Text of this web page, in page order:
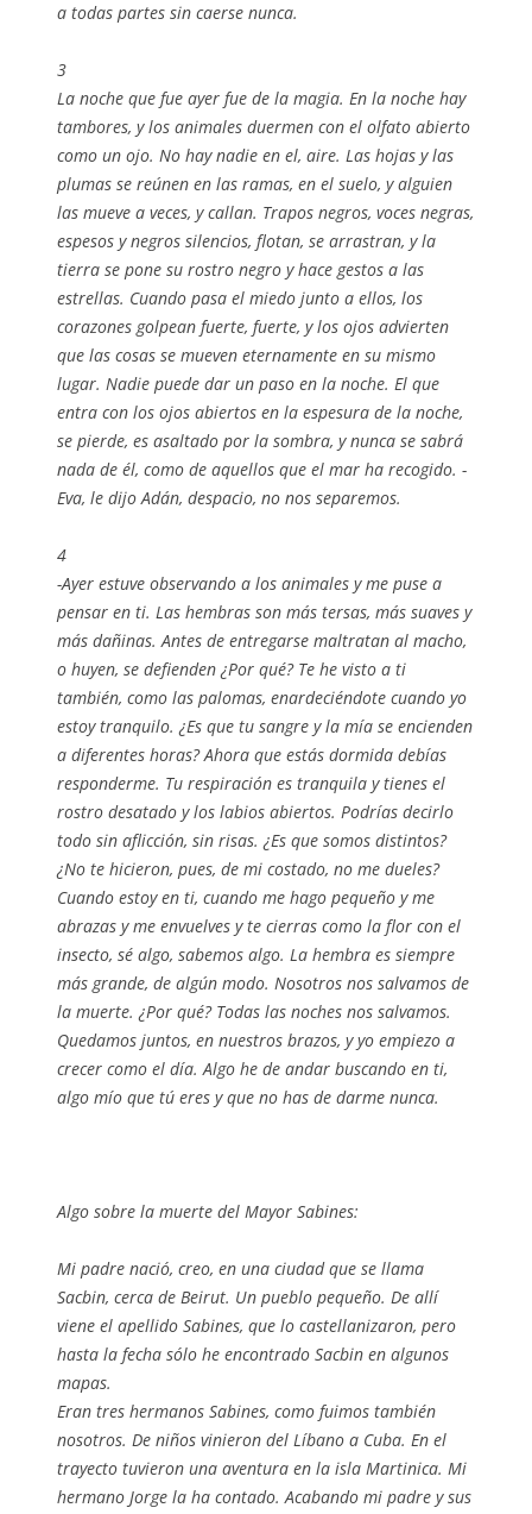
a todas partes sin caerse nunca.
3
La noche que fue ayer fue de la magia. En la noche hay
tambores, y los animales duermen con el olfato abierto
como un ojo. No hay nadie en el, aire. Las hojas y las
plumas se reúnen en las ramas, en el suelo, y alguien
las mueve a veces, y callan. Trapos negros, voces negras,
espesos y negros silencios, flotan, se arrastran, y la
tierra se pone su rostro negro y hace gestos a las
estrellas. Cuando pasa el miedo junto a ellos, los
corazones golpean fuerte, fuerte, y los ojos advierten
que las cosas se mueven eternamente en su mismo
lugar. Nadie puede dar un paso en la noche. El que
entra con los ojos abiertos en la espesura de la noche,
se pierde, es asaltado por la sombra, y nunca se sabrá
nada de él, como de aquellos que el mar ha recogido. -
Eva, le dijo Adán, despacio, no nos separemos.
4
-Ayer estuve observando a los animales y me puse a
pensar en ti. Las hembras son más tersas, más suaves y
más dañinas. Antes de entregarse maltratan al macho,
o huyen, se defienden ¿Por qué? Te he visto a ti
también, como las palomas, enardeciéndote cuando yo
estoy tranquilo. ¿Es que tu sangre y la mía se encienden
a diferentes horas? Ahora que estás dormida debías
responderme. Tu respiración es tranquila y tienes el
rostro desatado y los labios abiertos. Podrías decirlo
todo sin aflicción, sin risas. ¿Es que somos distintos?
¿No te hicieron, pues, de mi costado, no me dueles?
Cuando estoy en ti, cuando me hago pequeño y me
abrazas y me envuelves y te cierras como la flor con el
insecto, sé algo, sabemos algo. La hembra es siempre
más grande, de algún modo. Nosotros nos salvamos de
la muerte. ¿Por qué? Todas las noches nos salvamos.
Quedamos juntos, en nuestros brazos, y yo empiezo a
crecer como el día. Algo he de andar buscando en ti,
algo mío que tú eres y que no has de darme nunca.
Algo sobre la muerte del Mayor Sabines:
Mi padre nació, creo, en una ciudad que se llama
Sacbin, cerca de Beirut. Un pueblo pequeño. De allí
viene el apellido Sabines, que lo castellanizaron, pero
hasta la fecha sólo he encontrado Sacbin en algunos
mapas.
Eran tres hermanos Sabines, como fuimos también
nosotros. De niños vinieron del Líbano a Cuba. En el
trayecto tuvieron una aventura en la isla Martinica. Mi
hermano Jorge la ha contado. Acabando mi padre y sus